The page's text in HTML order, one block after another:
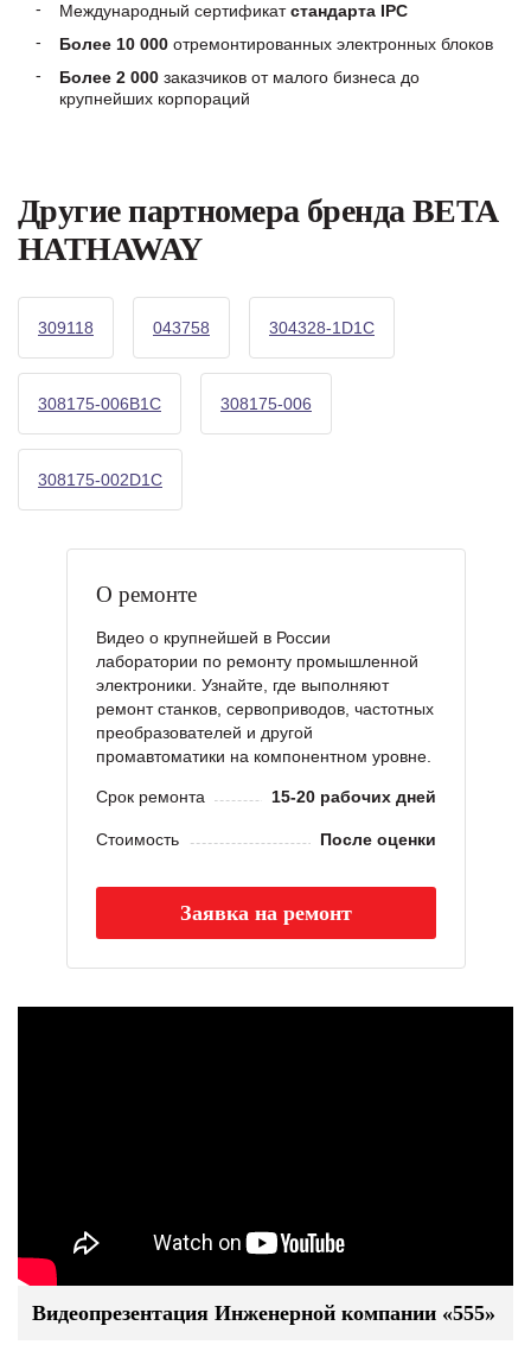
Международный сертификатстандарта IPC
Более 10 000 отремонтированных электронных блоков
Более 2 000 заказчиков от малого бизнеса до
крупнейших корпораций
Другие партномера бренда BETA
HATHAWAY
309118 043758 304328-1D1C
308175-006B1C 308175-006
308175-002D1C
О ремонте
Видео о крупнейшей в России
лаборатории по ремонту промышленной
электроники. Узнайте, где выполняют
ремонт станков, сервоприводов, частотных
преобразователей и другой
промавтоматики на компонентном уровне.
Срок ремонта 15-20 рабочих дней
Стоимость После оценки
Заявка на ремонт
Видеопрезентация Инженерной компании «555»